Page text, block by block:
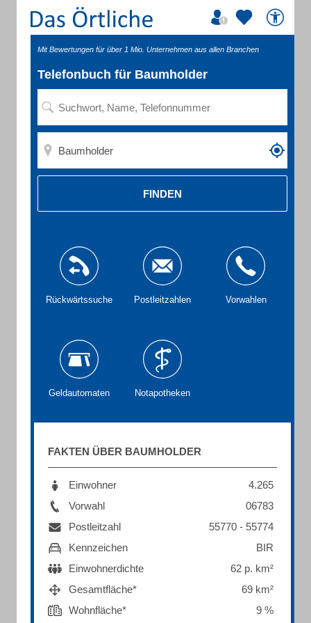
Mit Bewertungen für über 1 Mio. Unternehmen aus allen Branchen
Telefonbuch für Baumholder
FINDEN
Rückwärtssuche Postleitzahlen Vorwahlen
Geldautomaten Notapotheken
FAKTEN ÜBER BAUMHOLDER
Einwohner
4.265
Vorwahl
06783
Postleitzahl
55770 - 55774
Kennzeichen
BIR
Einwohnerdichte
62 p. km²
Gesamtfläche*
69 km²
Wohnfläche*
9 %